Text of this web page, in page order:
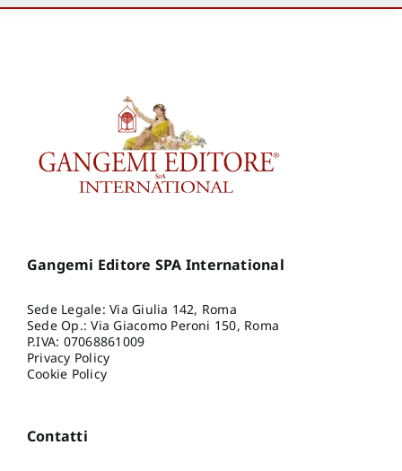
Gangemi Editore SPA International
Sede Legale: Via Giulia 142, Roma
Sede Op.: Via Giacomo Peroni 150, Roma
P.IVA: 07068861009
Privacy Policy
Cookie Policy
Contatti